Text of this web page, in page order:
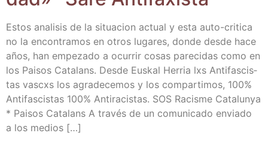
Estos ana­li­sis de la situa­cion actual y esta auto-cri­­ti­­ca
no la encon­tra­mos en otros luga­res, don­de des­de hace
años, han empe­za­do a ocu­rrir cosas pare­ci­das como en
los Pai­sos Cata­lans. Des­de Eus­kal Herria lxs Anti­fas­cis­
tas vascxs los agra­de­ce­mos y los com­par­ti­mos, 100%
Anti­fas­cis­tas 100% Anti­ra­cis­tas. SOS Racis­me Cata­lun­ya
* Pai­sos Cata­lans A tra­vés de un comu­ni­ca­do envia­do
a los medios […]